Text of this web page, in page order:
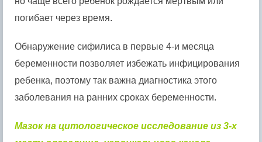
погибает через время.
Обнаружение сифилиса в первые 4-и месяца
беременности позволяет избежать инфицирования
ребенка, поэтому так важна диагностика этого
заболевания на ранних сроках беременности.
Мазок на цитологическое исследование из 3-х